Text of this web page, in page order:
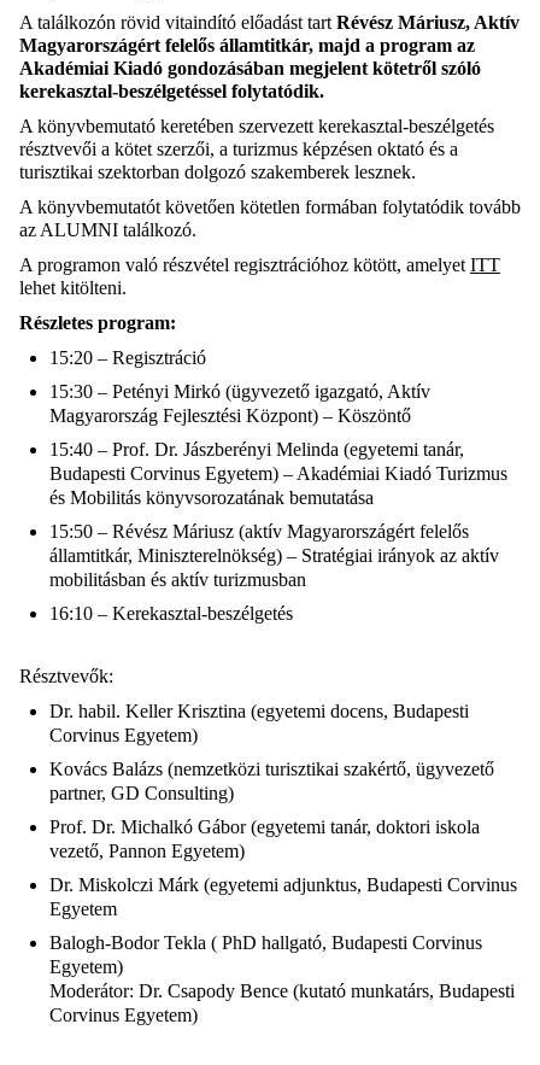
A találkozón rövid vitaindító előadást tart Révész Máriusz, Aktív
Magyarországért felelős államtitkár, majd a program az
Akadémiai Kiadó gondozásában megjelent kötetről szóló
kerekasztal-beszélgetéssel folytatódik.
A könyvbemutató keretében szervezett kerekasztal-beszélgetés
résztvevői a kötet szerzői, a turizmus képzésen oktató és a
turisztikai szektorban dolgozó szakemberek lesznek.
A könyvbemutatót követően kötetlen formában folytatódik tovább
az ALUMNI találkozó.
A programon való részvétel regisztrációhoz kötött, amelyet ITT
lehet kitölteni.
Részletes program:
15:20 – Regisztráció
15:30 – Petényi Mirkó (ügyvezető igazgató, Aktív
Magyarország Fejlesztési Központ) – Köszöntő
15:40 – Prof. Dr. Jászberényi Melinda (egyetemi tanár,
Budapesti Corvinus Egyetem) – Akadémiai Kiadó Turizmus
és Mobilitás könyvsorozatának bemutatása
15:50 – Révész Máriusz (aktív Magyarországért felelős
államtitkár, Miniszterelnökség) – Stratégiai irányok az aktív
mobilitásban és aktív turizmusban
16:10 – Kerekasztal-beszélgetés
Résztvevők:
Dr. habil. Keller Krisztina (egyetemi docens, Budapesti
Corvinus Egyetem)
Kovács Balázs (nemzetközi turisztikai szakértő, ügyvezető
partner, GD Consulting)
Prof. Dr. Michalkó Gábor (egyetemi tanár, doktori iskola
vezető, Pannon Egyetem)
Dr. Miskolczi Márk (egyetemi adjunktus, Budapesti Corvinus
Egyetem
Balogh-Bodor Tekla ( PhD hallgató, Budapesti Corvinus
Egyetem)
Moderátor: Dr. Csapody Bence (kutató munkatárs, Budapesti
Corvinus Egyetem)